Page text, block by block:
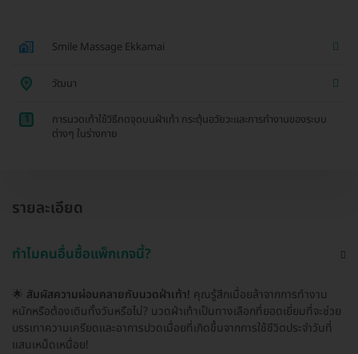
Smile Massage Ekkamai
วัฒนา
1
การนวดเท้าใช้วิธีกดจุดบนฝ่าเท้า กระตุ้นอวัยวะและการทำงานของระบบ
ต่างๆ ในร่างกาย
รายละเอียด
ทำไมคนอื่นซื้อแพ็กเกจนี้?
🌟 สัมผัสความผ่อนคลายกับนวดฝ่าเท้า! คุณรู้สึกเมื่อยล้าจากการทำงาน
หนักหรือต้องเดินทั้งวันหรือไม่? นวดฝ่าเท้าเป็นทางเลือกที่ยอดเยี่ยมที่จะช่วย
บรรเทาความเครียดและอาการปวดเมื่อยที่เกิดขึ้นจากการใช้ชีวิตประจำวันที่
แสนเหน็ดเหนื่อย!